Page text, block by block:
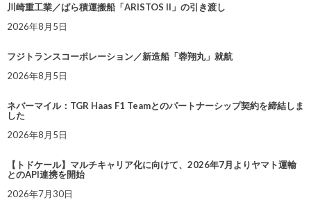
川崎重工業／ばら積運搬船「ARISTOS II」の引き渡し
2026年8月5日
フジトランスコーポレーション／新造船「蓉翔丸」就航
2026年8月5日
ネバーマイル：TGR Haas F1 Teamとのパートナーシップ契約を締結しま
した
2026年8月5日
【トドケール】マルチキャリア化に向けて、2026年7月よりヤマト運輸
とのAPI連携を開始
2026年7月30日